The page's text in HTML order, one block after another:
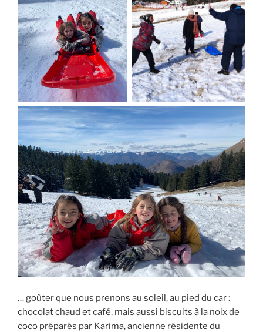
… goûter que nous prenons au soleil, au pied du car :
chocolat chaud et café, mais aussi biscuits à la noix de
coco préparés par Karima, ancienne résidente du